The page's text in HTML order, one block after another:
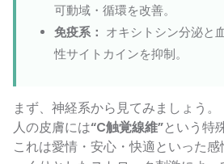
可動域・循環を改善。
免疫系： オキシトシン分泌と
性サイトカインを抑制。
まず、神経系から見てみましょう。
人の皮膚には“C触覚線維”という特
これは愛情・安心・快適といった